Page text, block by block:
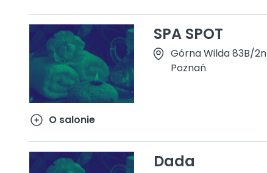
SPA SPOT
Górna Wilda 83B/2n
Poznań
O salonie
Dada